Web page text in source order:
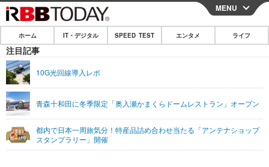
CLOSE
ホーム
IT・デジタル
ショッピング その他
SPEED TEST
エンタメ
エンタメTOP
ライフ
MENU
ホーム IT・デジタル SPEED TEST エンタメ ライフ
注目記事
10G光回線導入レポ
青森十和田に冬季限定「奥入瀬かまくらドームレストラン」オープン
都内で日本一周旅気分！特産品詰め合わせ当たる「アンテナショップ
スタンプラリー」開催